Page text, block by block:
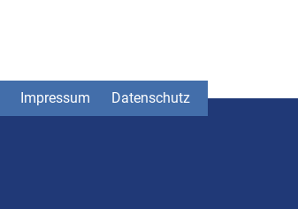
Impressum Datenschutz